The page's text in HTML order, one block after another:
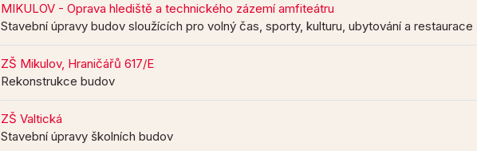
MIKULOV - Oprava hlediště a technického zázemí amfiteátru
Stavební úpravy budov sloužících pro volný čas, sporty, kulturu, ubytování a restaurace
ZŠ Mikulov, Hraničářů 617/E
Rekonstrukce budov
ZŠ Valtická
Stavební úpravy školních budov